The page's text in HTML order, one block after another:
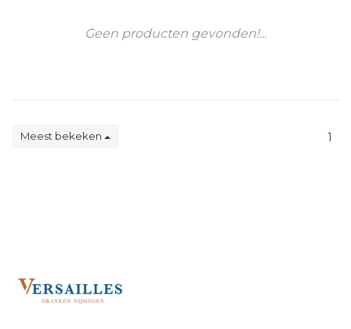
Geen producten gevonden!...
Meest bekeken 1